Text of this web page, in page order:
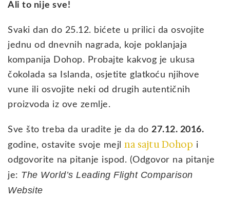
Ali to nije sve!
Svaki dan do 25.12. bićete u prilici da osvojite
jednu od dnevnih nagrada, koje poklanjaja
kompanija Dohop. Probajte kakvog je ukusa
čokolada sa Islanda, osjetite glatkoću njihove
vune ili osvojite neki od drugih autentičnih
proizvoda iz ove zemlje.
Sve što treba da uradite je da do 27.12. 2016.
godine, ostavite svoje mejl na sajtu Dohop i
odgovorite na pitanje ispod. (Odgovor na pitanje
je: The World’s Leading Flight Comparison
Website